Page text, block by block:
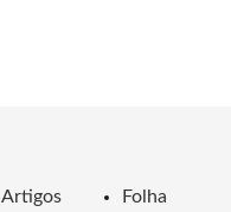
Artigos
Folha